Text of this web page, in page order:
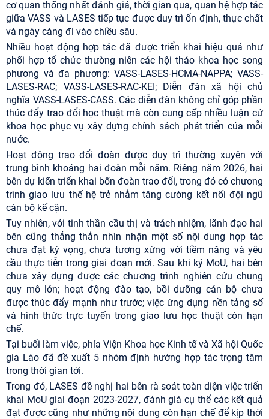
cơ quan thống nhất đánh giá, thời gian qua, quan hệ hợp tác
giữa VASS và LASES tiếp tục được duy trì ổn định, thực chất
và ngày càng đi vào chiều sâu.
Nhiều hoạt động hợp tác đã được triển khai hiệu quả như
phối hợp tổ chức thường niên các hội thảo khoa học song
phương và đa phương: VASS-LASES-HCMA-NAPPA; VASS-
LASES-RAC; VASS-LASES-RAC-KEI; Diễn đàn xã hội chủ
nghĩa VASS-LASES-CASS. Các diễn đàn không chỉ góp phần
thúc đẩy trao đổi học thuật mà còn cung cấp nhiều luận cứ
khoa học phục vụ xây dựng chính sách phát triển của mỗi
nước.
Hoạt động trao đổi đoàn được duy trì thường xuyên với
trung bình khoảng hai đoàn mỗi năm. Riêng năm 2026, hai
bên dự kiến triển khai bốn đoàn trao đổi, trong đó có chương
trình giao lưu thế hệ trẻ nhằm tăng cường kết nối đội ngũ
cán bộ kế cận.
Tuy nhiên, với tinh thần cầu thị và trách nhiệm, lãnh đạo hai
bên cũng thẳng thắn nhìn nhận một số nội dung hợp tác
chưa đạt kỳ vọng, chưa tương xứng với tiềm năng và yêu
cầu thực tiễn trong giai đoạn mới. Sau khi ký MoU, hai bên
chưa xây dựng được các chương trình nghiên cứu chung
quy mô lớn; hoạt động đào tạo, bồi dưỡng cán bộ chưa
được thúc đẩy mạnh như trước; việc ứng dụng nền tảng số
và hình thức trực tuyến trong giao lưu học thuật còn hạn
chế.
Tại buổi làm việc, phía Viện Khoa học Kinh tế và Xã hội Quốc
gia Lào đã đề xuất 5 nhóm định hướng hợp tác trọng tâm
trong thời gian tới.
Trong đó, LASES đề nghị hai bên rà soát toàn diện việc triển
khai MoU giai đoạn 2023-2027, đánh giá cụ thể các kết quả
đạt được cũng như những nội dung còn hạn chế để kịp thời